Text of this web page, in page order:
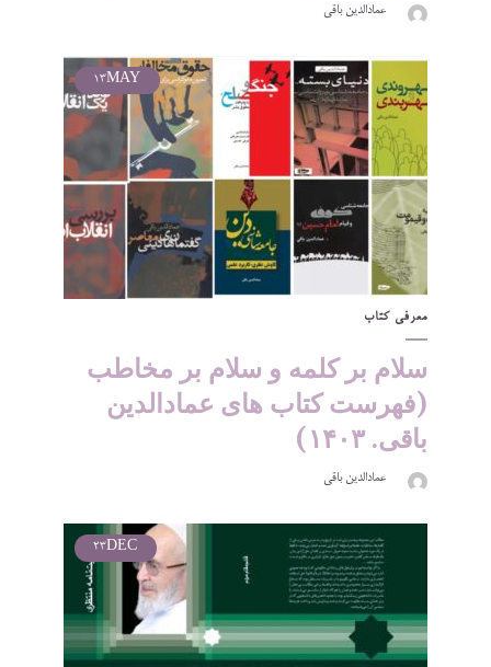
عمادالدین باقی
MAY
13
معرفی کتاب
سلام بر کلمه و سلام بر مخاطب
(فهرست کتاب های عمادالدین
باقی. ۱۴۰۳)
عمادالدین باقی
DEC
23